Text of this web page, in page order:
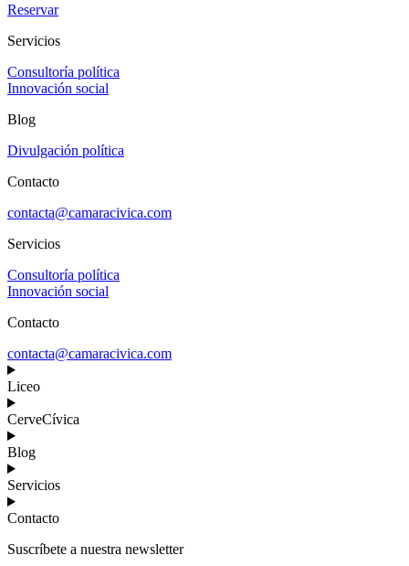
Reservar
Servicios
Consultoría política
Innovación social
Blog
Divulgación política
Contacto
contacta@camaracivica.com
Servicios
Consultoría política
Innovación social
Contacto
contacta@camaracivica.com
Liceo
CerveCívica
Blog
Servicios
Contacto
Suscríbete a nuestra newsletter